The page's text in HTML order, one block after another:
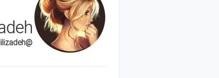
@Fatemeh Khalilizadeh